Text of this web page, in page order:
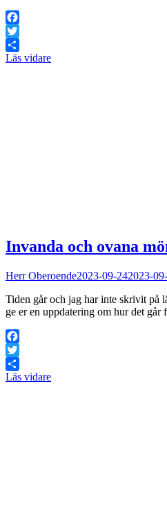
Facebook
Twitter
Dela
Läs vidare
Invanda och ovana
Herr Oberoende2023-09-242023-
Tiden går och jag har inte skrivit på
ge er en uppdatering om hur det går
Facebook
Twitter
Dela
Läs vidare